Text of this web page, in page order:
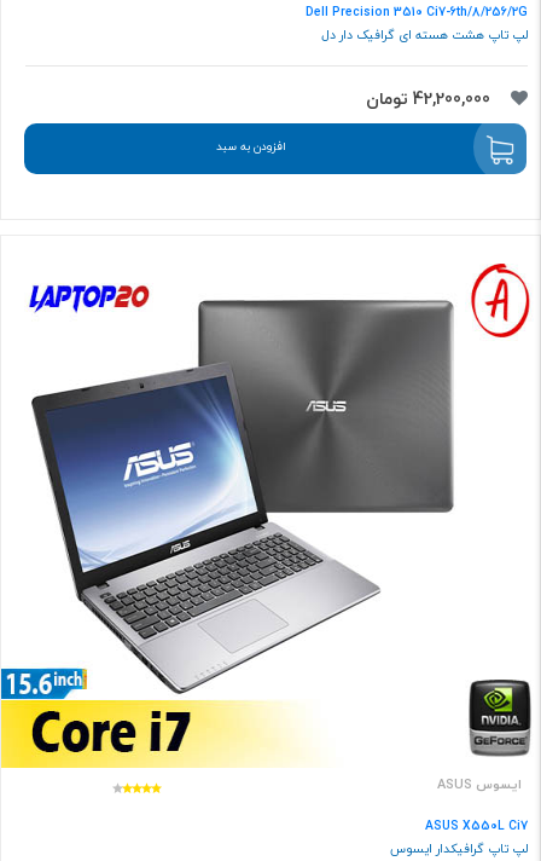
Dell Precision 3510 Ci7-6th/8/256/2G
لپ تاپ هشت هسته ای گرافیک دار دل
42,200,000 تومان
افزودن به سبد
ایسوس ASUS
ASUS X550L Ci7
لپ تاپ گرافیکدار ایسوس